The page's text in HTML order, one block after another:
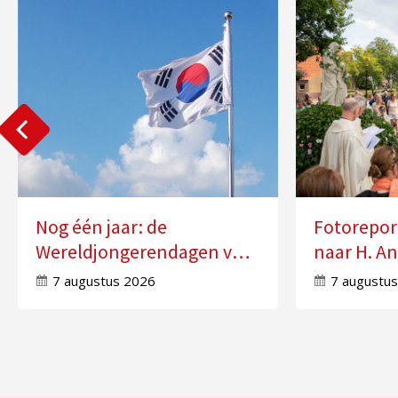
Nog één jaar: de
Wereldjongerendagen van
2027 in Seoul
7 augustus 2026
naar H.
7